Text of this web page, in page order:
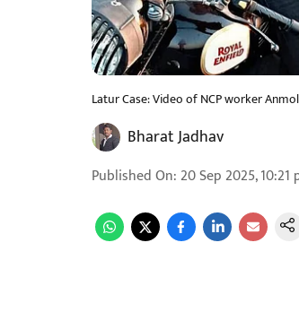
Latur Case: Video of NCP worker
Bharat Jadhav
Published On: 20 Sep 2025, 10:21